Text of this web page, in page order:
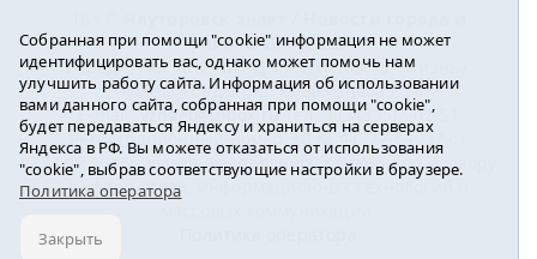
района2016-2023
Учредитель: АНО «ИИЦ « Ялуторовская жизнь».
Главный редактор: Вешкурцева С.П.
E-mail:yznaet@inbox.ruТел.: 8(34535)2-02-51
Регистрационный номер ЭЛ № ФС 77-64937 от
24.02.2016г. выдан Федеральной службой по надзору
в сфере связи, информационных технологий и
Собранная при помощи "cookie" информация не может
идентифицировать вас, однако может помочь нам
улучшить работу сайта. Информация об использовании
вами данного сайта, собранная при помощи "cookie",
будет передаваться Яндексу и храниться на серверах
Яндекса в РФ. Вы можете отказаться от использования
"cookie", выбрав соответствующие настройки в браузере.
Политика оператора
Закрыть